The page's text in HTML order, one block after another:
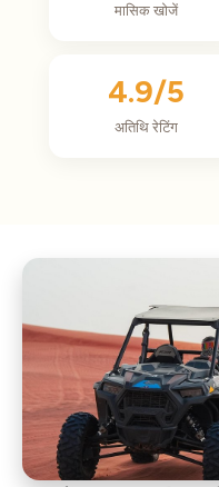
मासिक खोजें
4.9/5
अतिथि रेटिंग